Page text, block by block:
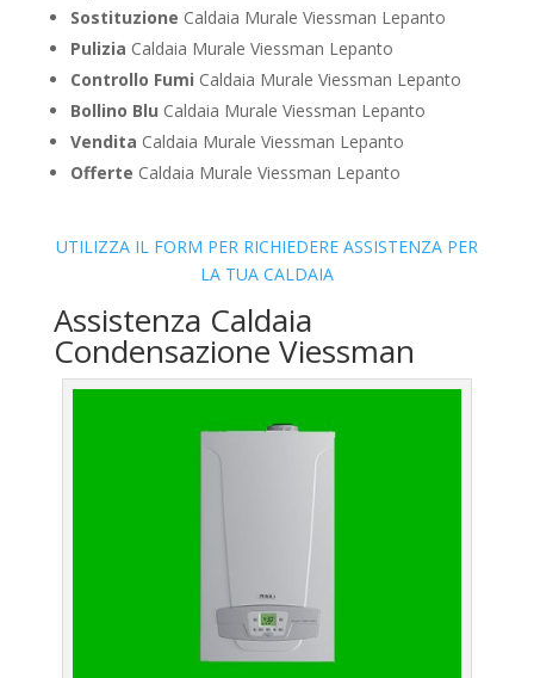
Sostituzione Caldaia Murale Viessman Lepanto
Pulizia Caldaia Murale Viessman Lepanto
Controllo Fumi Caldaia Murale Viessman Lepanto
Bollino Blu Caldaia Murale Viessman Lepanto
Vendita Caldaia Murale Viessman Lepanto
Offerte Caldaia Murale Viessman Lepanto
UTILIZZA IL FORM PER RICHIEDERE ASSISTENZA PER
LA TUA CALDAIA
Assistenza Caldaia
Condensazione Viessman